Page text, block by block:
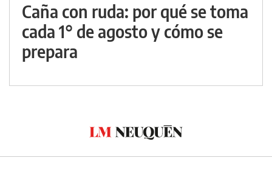
Caña con ruda: por qué se toma
cada 1° de agosto y cómo se
prepara